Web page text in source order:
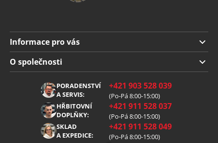
Informace pro vás
Doprava a platba
Obchodní podmínky
Reklamace
Zpracování osobních údajů
O společnosti
PORADENSTVÍ
A SERVIS:
+421 903 528 039
(Po-Pá 8:00-15:00)
HŘBITOVNÍ
DOPLŇKY:
+421 911 528 037
(Po-Pá 8:00-15:00)
SKLAD
A EXPEDICE:
+421 911 528 049
(Po-Pá 8:00-15:00)